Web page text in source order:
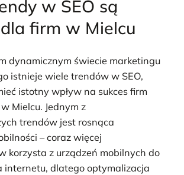
w SEO są
firm w Mielcu
dynamicznym świecie marketingu
istnieje wiele trendów w SEO,
istotny wpływ na sukces firm
Mielcu. Jednym z
trendów jest rosnąca
– coraz więcej
korzysta z urządzeń mobilnych do
internetu, dlatego optymalizacja